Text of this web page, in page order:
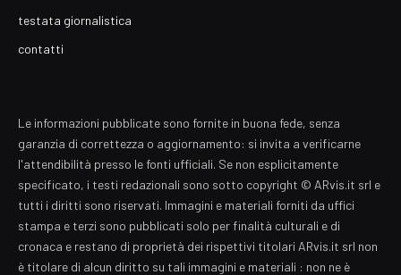
testata giornalistica
contatti
Le informazioni pubblicate sono fornite in buona fede, senza
garanzia di correttezza o aggiornamento: si invita a verificarne
l'attendibilità presso le fonti ufficiali. Se non esplicitamente
specificato, i testi redazionali sono sotto copyright © ARvis.it srl e
tutti i diritti sono riservati. Immagini e materiali forniti da uffici
stampa e terzi sono pubblicati solo per finalità culturali e di
cronaca e restano di proprietà dei rispettivi titolari ARvis.it srl non
è titolare di alcun diritto su tali immagini e materiali : non ne è